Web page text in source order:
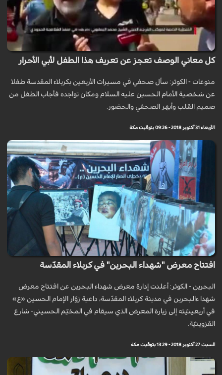
كل معاني الوصف تعجز عن تعريف هذا الطفل لأبي الأحرار
منوعات - الكوثر: سأل صحفي في مسيرات الأربعين بكربلاء المقدسة طفلا
عن شخصية الأمام الحسين عليه السلام ومكان تواجده فأجاب الطفل من
صميم القلب وأبهر الصحفي والحضور.
الأربعاء 31 أكتوبر 2018 - 09:26 بتوقيت مكة
افتتاح معرض "شهداء البحرين" في كربلاء المقدّسة
البحرين - الكوثر: أعلنت إدارة معرض شهداء البحرين عن افتتاح معرض
شهدا ءالبحرين في مدينة كربلاء المقدّسة، داعية زوّار الإمام الحسين «ع»
في أربعينيّته إلى زيارة المعرض الذي سيقام في المخيّم الحسيني- شارع
القزوينيّة.
السبت 27 أكتوبر 2018 - 13:29 بتوقيت مكة